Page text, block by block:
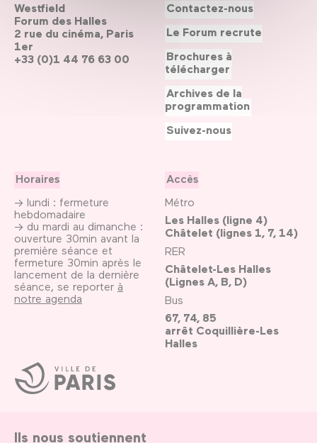
Ville
de
Paris
Westfield
Forum des Halles
2 rue du cinéma, Paris
1er
+33 (0)1 44 76 63 00
Horaires
→ lundi : fermeture
hebdomadaire
→ du mardi au dimanche :
ouverture 30min avant la
première séance et
fermeture 30min après le
lancement de la dernière
séance, se reporter à
notre agenda
Accès
Métro
Les Halles (ligne 4)
Châtelet (lignes 1, 7, 14)
RER
Châtelet-Les Halles
(Lignes A, B, D)
Bus
67, 74, 85
arrêt Coquillière-Les
Halles
Contactez-nous
Le Forum recrute
Brochures à
télécharger
Archives de la
programmation
Suivez-nous
Ils nous soutiennent